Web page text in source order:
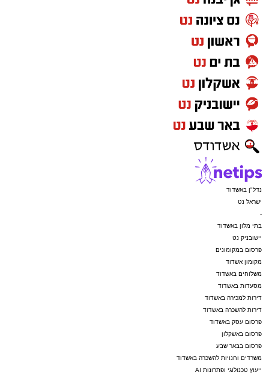
נדל"ן באשדוד
ישראל נט
-
בתי מלון באשדוד
יישובניק נט
פרסום במקומונים
מקומון אשדוד
משלוחים באשדוד
מסעדות באשדוד
דירות למכירה באשדוד
דירות להשכרה באשדוד
פרסום עסק באשדוד
פרסום באשקלון
פרסום בבאר שבע
משרדים וחנויות להשכרה באשדוד
ייעוץ טכנולוגי ופתרונות AI